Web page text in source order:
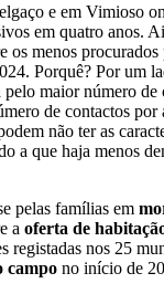
e em Vimioso
em quatro anos.
os menos procurados
Porquê? Por um
maior número de
de contactos
não ter as
a que haja menos
pelas famílias em
a oferta de
registadas nos 25
campo no início de